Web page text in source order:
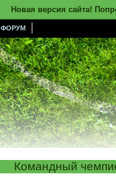
Новая версия сайта!
ФОРУМ
Командный